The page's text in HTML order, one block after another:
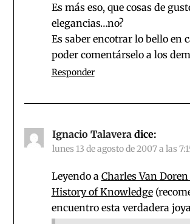
Es más eso, que cosas de
elegancias…no?
Es saber encotrar lo bello en
poder comentárselo a los
Responder
Ignacio Talavera dice:
lunes 13 de agosto de 2007 a las
Leyendo a Charles Van Doren
History of Knowledge
encuentro esta verdadera